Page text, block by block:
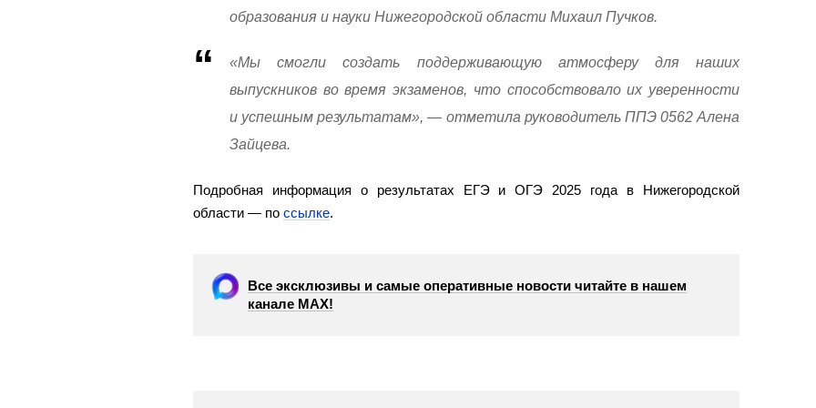
образования и науки Нижегородской области Михаил Пучков.
«Мы смогли создать поддерживающую атмосферу для наших
выпускников во время экзаменов, что способствовало их уверенности
и успешным результатам», — отметила руководитель ППЭ 0562 Алена
Зайцева.
Подробная информация о результатах ЕГЭ и ОГЭ 2025 года в Нижегородской
области — по ссылке.
Все эксклюзивы и самые оперативные новости читайте в нашем
канале МАХ!